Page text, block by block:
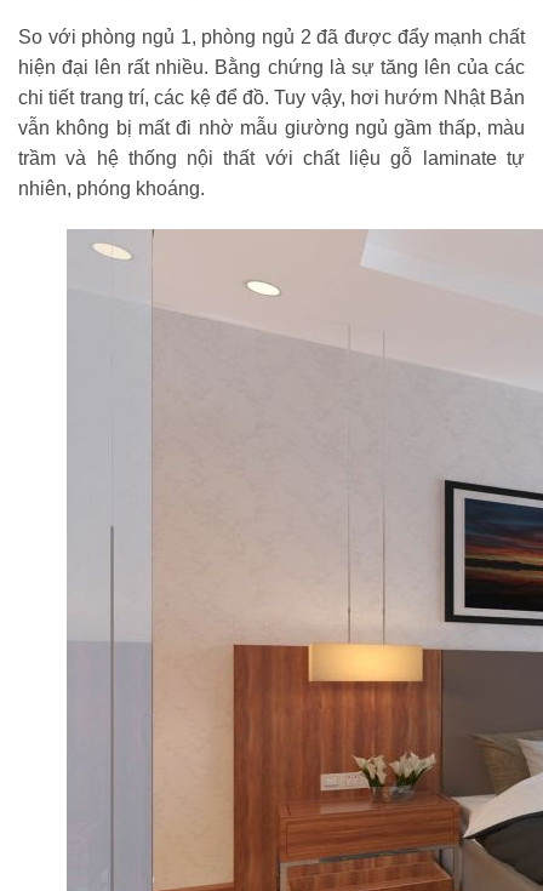
So với phòng ngủ 1, phòng ngủ 2 đã được đẩy mạnh chất
hiện đại lên rất nhiều. Bằng chứng là sự tăng lên của các
chi tiết trang trí, các kệ để đồ. Tuy vậy, hơi hướm Nhật Bản
vẫn không bị mất đi nhờ mẫu giường ngủ gầm thấp, màu
trầm và hệ thống nội thất với chất liệu gỗ laminate tự
nhiên, phóng khoáng.